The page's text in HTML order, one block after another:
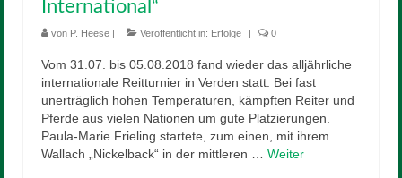
International“
von P. Heese Veröffentlicht in: Erfolge 0
Vom 31.07. bis 05.08.2018 fand wieder das alljährliche
internationale Reitturnier in Verden statt. Bei fast
unerträglich hohen Temperaturen, kämpften Reiter und
Pferde aus vielen Nationen um gute Platzierungen.
Paula-Marie Frieling startete, zum einen, mit ihrem
Wallach „Nickelback“ in der mittleren … Weiter